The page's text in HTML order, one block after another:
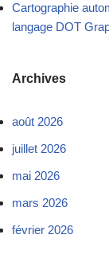
Cartographie
langage DOT
Archives
août 2026
juillet 2026
mai 2026
mars 2026
février 2026